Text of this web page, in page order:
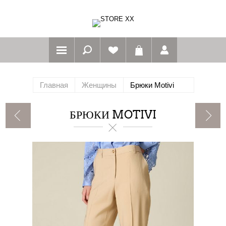
Главная Женщины Брюки Motivi
БРЮКИ MOTIVI